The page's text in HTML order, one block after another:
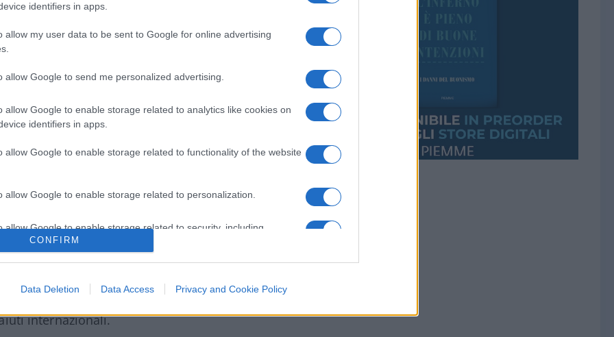
identifiers in apps.
allow my user data to be sent to Google for online advertising
allow Google to send me personalized advertising.
allow Google to enable storage related to analytics like cookies on
identifiers in apps.
allow Google to enable storage related to functionality of the website
allow Google to enable storage related to personalization.
allow Google to enable storage related to security, including
functionality and fraud prevention, and other user protection.
CONFIRM
Data Deletion Data Access Privacy and Cookie Policy
Trump
reagirà? Accetterà di sedersi al tavolo
e il primo ministro canadese
parla di una rappresaglia contro le Big
sono arrivate dichiarazioni piuttosto
Medio Oriente, o si tratta di uno
e Giordania, ad assumersi le proprie
internazionali.